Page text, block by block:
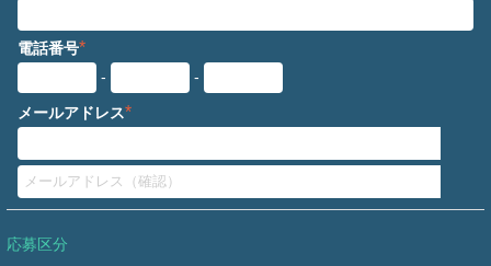
電話番号*
- -
メールアドレス*
応募区分